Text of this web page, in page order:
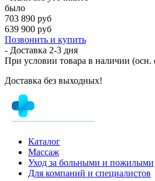
было
703 890 руб
639 900 руб
Позвонить и купить
- Доставка 2-3 дня
При условии товара в наличии (осн.
Доставка без выходных!
Каталог
Массаж
Уход за больными и пожилыми
Для компаний и специалистов